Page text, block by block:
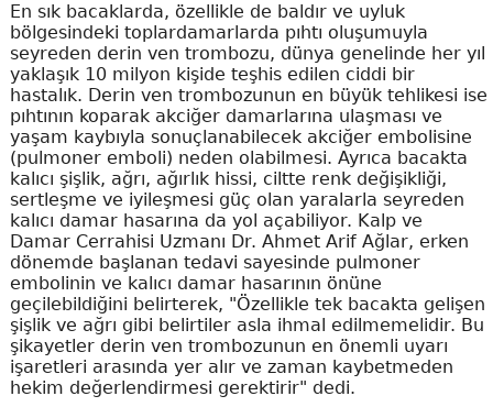
En sık bacaklarda, özellikle de baldır ve uyluk
bölgesindeki toplardamarlarda pıhtı oluşumuyla
seyreden derin ven trombozu, dünya genelinde her yıl
yaklaşık 10 milyon kişide teşhis edilen ciddi bir
hastalık. Derin ven trombozunun en büyük tehlikesi ise
pıhtının koparak akciğer damarlarına ulaşması ve
yaşam kaybıyla sonuçlanabilecek akciğer embolisine
(pulmoner emboli) neden olabilmesi. Ayrıca bacakta
kalıcı şişlik, ağrı, ağırlık hissi, ciltte renk değişikliği,
sertleşme ve iyileşmesi güç olan yaralarla seyreden
kalıcı damar hasarına da yol açabiliyor. Kalp ve
Damar Cerrahisi Uzmanı Dr. Ahmet Arif Ağlar, erken
dönemde başlanan tedavi sayesinde pulmoner
embolinin ve kalıcı damar hasarının önüne
geçilebildiğini belirterek, "Özellikle tek bacakta gelişen
şişlik ve ağrı gibi belirtiler asla ihmal edilmemelidir. Bu
şikayetler derin ven trombozunun en önemli uyarı
işaretleri arasında yer alır ve zaman kaybetmeden
hekim değerlendirmesi gerektirir" dedi.